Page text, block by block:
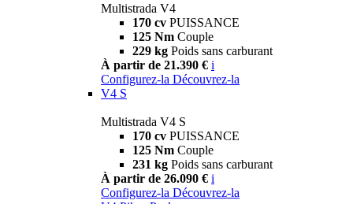
Multistrada V4
170 cv PUISSANCE
125 Nm Couple
229 kg Poids sans carburant
À partir de 21.390 € i
Configurez-la Découvrez-la
V4 S
Multistrada V4 S
170 cv PUISSANCE
125 Nm Couple
231 kg Poids sans carburant
À partir de 26.090 € i
Configurez-la Découvrez-la